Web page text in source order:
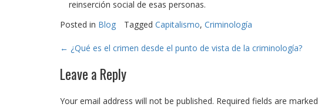
reinserción social de esas personas.
Posted in Blog Tagged Capitalismo, Criminología
Post
navigation
← ¿Qué es el crimen desde el punto de vista de la criminología?
Leave a Reply
Your email address will not be published. Required fields are marked